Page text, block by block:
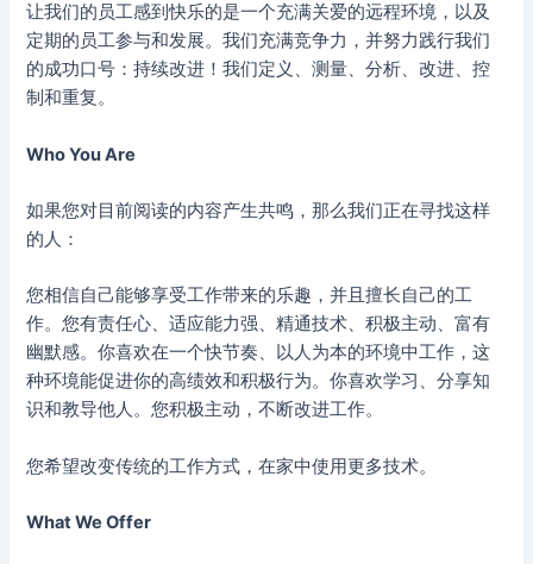
让我们的员工感到快乐的是一个充满关爱的远程环境，以及
定期的员工参与和发展。我们充满竞争力，并努力践行我们
的成功口号：持续改进！我们定义、测量、分析、改进、控
制和重复。
Who You Are
如果您对目前阅读的内容产生共鸣，那么我们正在寻找这样
的人：
您相信自己能够享受工作带来的乐趣，并且擅长自己的工
作。您有责任心、适应能力强、精通技术、积极主动、富有
幽默感。你喜欢在一个快节奏、以人为本的环境中工作，这
种环境能促进你的高绩效和积极行为。你喜欢学习、分享知
识和教导他人。您积极主动，不断改进工作。
您希望改变传统的工作方式，在家中使用更多技术。
What We Offer